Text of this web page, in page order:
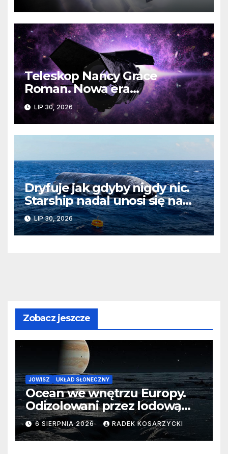
Teleskop Nancy Grace
Roman. Nowa era
kosmicznych odkryć już
wkrótce
LIP 30, 2026
Dryfuje jak gdyby nigdy nic.
Starship nadal unosi się na
wodach Oceanu Indyjskiego
LIP 30, 2026
Zobacz jeszcze
JOWISZ UKŁAD SŁONECZNY
Ocean we wnętrzu Europy.
Odizolowani przez lodową
barierę
6 SIERPNIA 2026 RADEK KOSARZYCKI